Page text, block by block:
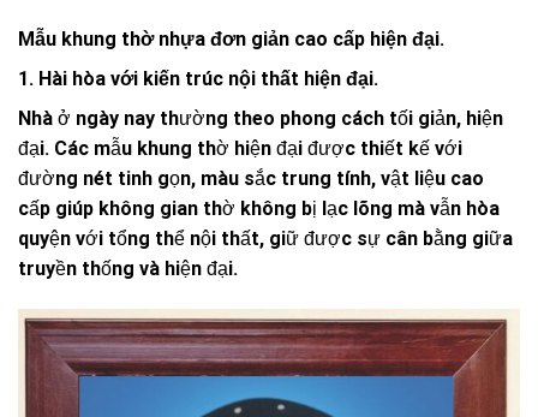
Mẫu khung thờ nhựa đơn giản cao cấp hiện đại.
1. Hài hòa với kiến trúc nội thất hiện đại.
Nhà ở ngày nay thường theo phong cách tối giản, hiện
đại. Các mẫu khung thờ hiện đại được thiết kế với
đường nét tinh gọn, màu sắc trung tính, vật liệu cao
cấp giúp không gian thờ không bị lạc lõng mà vẫn hòa
quyện với tổng thể nội thất, giữ được sự cân bằng giữa
truyền thống và hiện đại.